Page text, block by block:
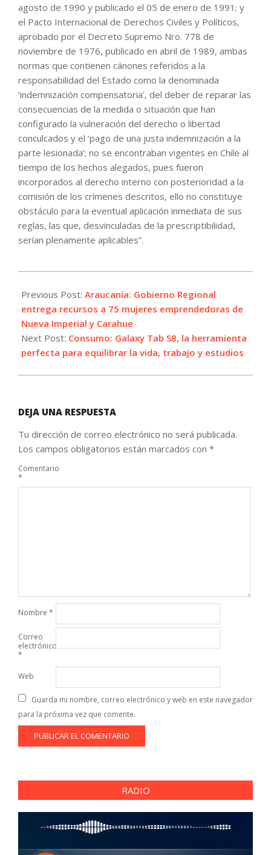
agosto de 1990 y publicado el 05 de enero de 1991; y
el Pacto Internacional de Derechos Civiles y Políticos,
aprobado por el Decreto Supremo Nro. 778 de
noviembre de 1976, publicado en abril de 1989, ambas
normas que contienen cánones referidos a la
responsabilidad del Estado como la denominada
‘indemnización compensatoria’, del deber de reparar las
consecuencias de la medida o situación que han
configurado la vulneración del derecho o libertad
conculcados y el ‘pago de una justa indemnización a la
parte lesionada’; no se encontraban vigentes en Chile al
tiempo de los hechos alegados, pues fueron
incorporados al derecho interno con posterioridad a la
comisión de los crímenes descritos, ello no constituye
obstáculo para la eventual aplicación inmediata de sus
reglas, las que, desvinculadas de la prescriptibilidad,
serían plenamente aplicables”.
05-
08
Previous Post: Araucanía: Gobierno Regional
entrega recursos a 75 mujeres emprendedoras de
Nueva Imperial y Carahue
Next Post: Consumo: Galaxy Tab S8, la herramienta
perfecta para equilibrar la vida, trabajo y estudios
DEJA UNA RESPUESTA
Tu dirección de correo electrónico no será publicada.
Los campos obligatorios están marcados con *
Comentario
*
Nombre *
Correo
electrónico
*
Web
Guarda mi nombre, correo electrónico y web en este navegador
para la próxima vez que comente.
RADIO